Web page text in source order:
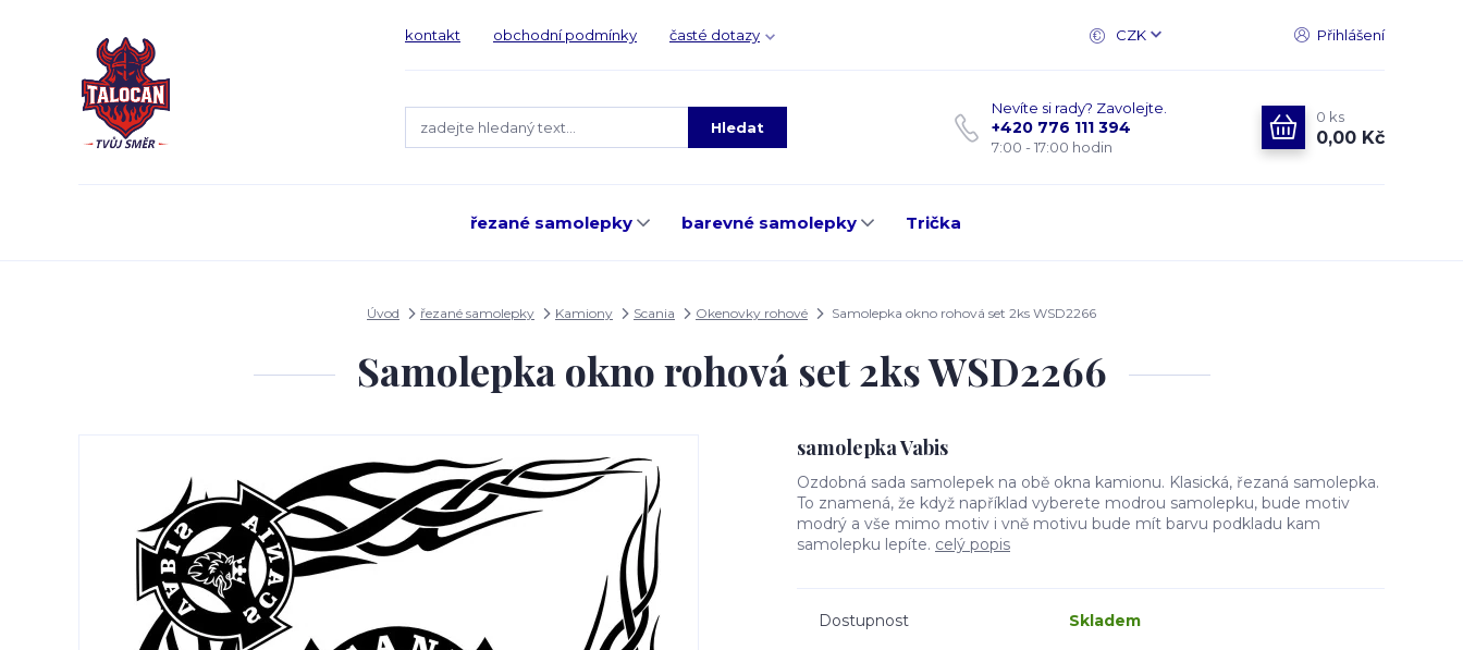
kontakt obchodní podmínky časté dotazy CZK Přihlášení
Hledat
Nevíte si rady? Zavolejte.
+420 776 111 394
7:00 - 17:00 hodin
0 ks
0,00 Kč
řezané samolepky barevné samolepky Trička
Úvod řezané samolepky Kamiony Scania Okenovky rohové Samolepka okno rohová set 2ks WSD2266
Samolepka okno rohová set 2ks WSD2266
samolepka Vabis
Ozdobná sada samolepek na obě okna kamionu. Klasická, řezaná samolepka.
To znamená, že když například vyberete modrou samolepku, bude motiv
modrý a vše mimo motiv i vně motivu bude mít barvu podkladu kam
samolepku lepíte. celý popis
Dostupnost Skladem